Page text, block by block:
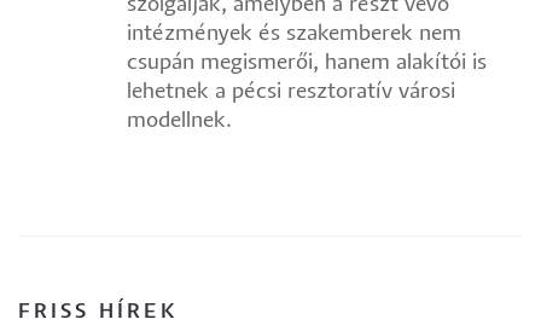
szolgálják, amelyben a részt vevő
intézmények és szakemberek nem
csupán megismerői, hanem alakítói is
lehetnek a pécsi resztoratív városi
modellnek.
FRISS HÍREK